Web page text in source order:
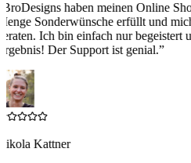
BroDesigns haben meinen Online
Sonderwünsche erfüllt und
Ich bin einfach nur begeistert
Der Support ist genial.”
Kattner